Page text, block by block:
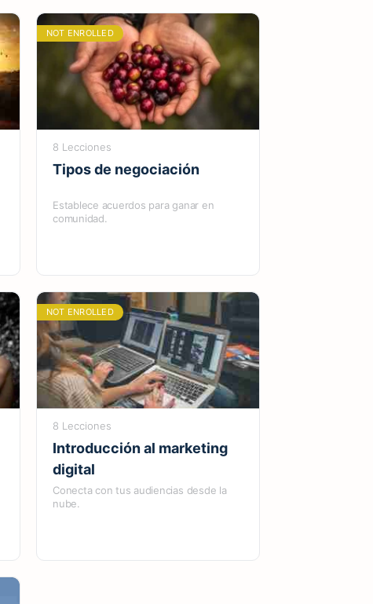
NOT ENROLLED
8 Lecciones
Tipos de negociación
Establece acuerdos para ganar en
comunidad.
NOT ENROLLED
8 Lecciones
Introducción al marketing
digital
Conecta con tus audiencias desde la
nube.